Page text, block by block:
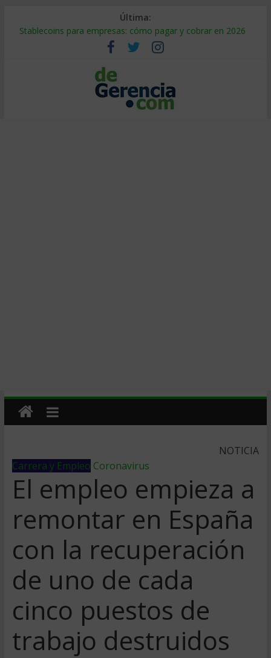
Última:
Stablecoins para empresas: cómo pagar y cobrar en 2026
Despido silencioso: qué es y por qué sale tan caro
IA en selección de personal: cómo auditarla a tiempo
Trabajo forzoso en la cadena de suministro: qué hacer
Mercado hispano de EE. UU.: cómo segmentarlo y venderle
NOTICIA
Carrera y Empleo Coronavirus
El empleo empieza a
remontar en España
con la recuperación
de uno de cada
cinco puestos de
trabajo destruidos